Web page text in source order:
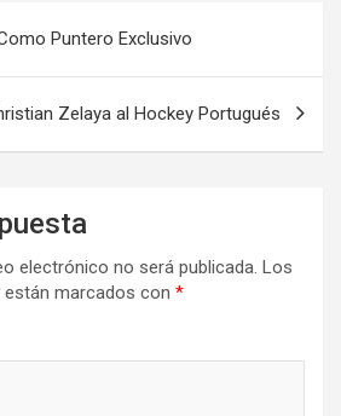
Puntero Exclusivo
Zelaya al Hockey Portugués
electrónico no será publicada. Los
marcados con *